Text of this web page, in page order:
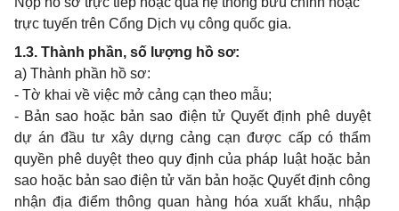
trực tuyến trên Cổng Dịch vụ công quốc gia.
1.3. Thành phần, số lượng hồ sơ:
a) Thành phần hồ sơ:
- Tờ khai về việc mở cảng cạn theo mẫu;
- Bản sao hoặc bản sao điện tử Quyết định phê duyệt
dự án đầu tư xây dựng cảng cạn được cấp có thẩm
quyền phê duyệt theo quy định của pháp luật hoặc bản
sao hoặc bản sao điện tử văn bản hoặc Quyết định công
nhận địa điểm thông quan hàng hóa xuất khẩu, nhập